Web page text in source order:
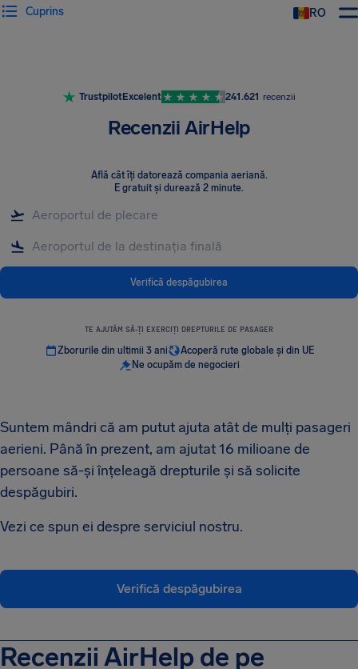
RO
Cuprins
TrustpilotExcelent 241.621 recenzii
Recenzii AirHelp
Află cât îți datorează compania aeriană.
E gratuit și durează 2 minute.
Verifică despăgubirea
TE AJUTĂM SĂ-ȚI EXERCIȚI DREPTURILE DE PASAGER
Zborurile din ultimii 3 ani
Acoperă rute globale și din UE
Ne ocupăm de negocieri
Suntem mândri că am putut ajuta atât de mulți pasageri
aerieni. Până în prezent, am ajutat 16 milioane de
persoane să-și înțeleagă drepturile și să solicite
despăgubiri.
Vezi ce spun ei despre serviciul nostru.
Verifică despăgubirea
Recenzii AirHelp de pe